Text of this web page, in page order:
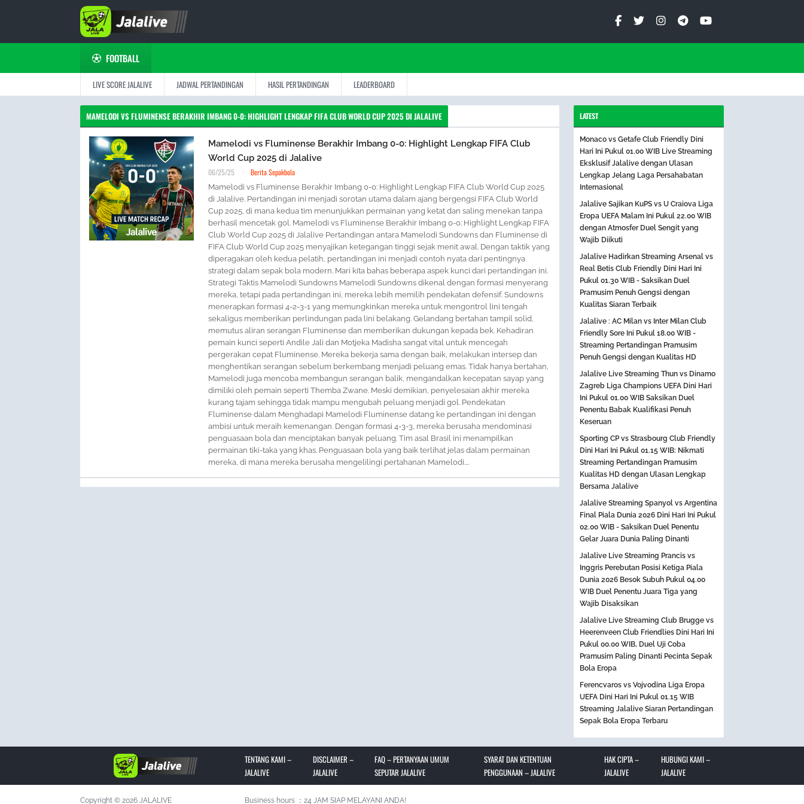
FOOTBALL
LIVE SCORE JALALIVE JADWAL PERTANDINGAN HASIL PERTANDINGAN LEADERBOARD
MAMELODI VS FLUMINENSE BERAKHIR IMBANG 0-0: HIGHLIGHT LENGKAP FIFA CLUB WORLD CUP 2025 DI JALALIVE
Mamelodi vs Fluminense Berakhir Imbang 0-0: Highlight Lengkap FIFA Club
World Cup 2025 di Jalalive
06/25/25 Berita Sepakbola
Mamelodi vs Fluminense Berakhir Imbang 0-0: Highlight Lengkap FIFA Club World Cup 2025
di Jalalive. Pertandingan ini menjadi sorotan utama dalam ajang bergengsi FIFA Club World
Cup 2025, di mana kedua tim menunjukkan permainan yang ketat dan saling menekan tanpa
berhasil mencetak gol. Mamelodi vs Fluminense Berakhir Imbang 0-0: Highlight Lengkap FIFA
Club World Cup 2025 di Jalalive Pertandingan antara Mamelodi Sundowns dan Fluminense di
FIFA Club World Cup 2025 menyajikan ketegangan tinggi sejak menit awal. Dengan taktik yang
diperagakan oleh kedua pelatih, pertandingan ini menjadi contoh nyata dari pentingnya
strategi dalam sepak bola modern. Mari kita bahas beberapa aspek kunci dari pertandingan ini.
Strategi Taktis Mamelodi Sundowns Mamelodi Sundowns dikenal dengan formasi menyerang
mereka, tetapi pada pertandingan ini, mereka lebih memilih pendekatan defensif. Sundowns
menerapkan formasi 4-2-3-1 yang memungkinkan mereka untuk mengontrol lini tengah
sekaligus memberikan perlindungan pada lini belakang. Gelandang bertahan tampil solid,
memutus aliran serangan Fluminense dan memberikan dukungan kepada bek. Kehadiran
pemain kunci seperti Andile Jali dan Motjeka Madisha sangat vital untuk mencegah
pergerakan cepat Fluminense. Mereka bekerja sama dengan baik, melakukan intersep dan
menghentikan serangan sebelum berkembang menjadi peluang emas. Tidak hanya bertahan,
Mamelodi juga mencoba membangun serangan balik, mengandalkan kecepatan sayap yang
dimiliki oleh pemain seperti Themba Zwane. Meski demikian, penyelesaian akhir mereka
kurang tajam sehingga tidak mampu mengubah peluang menjadi gol. Pendekatan
Fluminense dalam Menghadapi Mamelodi Fluminense datang ke pertandingan ini dengan
ambisi untuk meraih kemenangan. Dengan formasi 4-3-3, mereka berusaha mendominasi
penguasaan bola dan menciptakan banyak peluang. Tim asal Brasil ini menampilkan
permainan tiki-taka yang khas. Penguasaan bola yang baik terlihat jelas dalam permainan
mereka, di mana mereka berusaha mengelilingi pertahanan Mamelodi....
LATEST
Monaco vs Getafe Club Friendly Dini
Hari Ini Pukul 01.00 WIB Live Streaming
Eksklusif Jalalive dengan Ulasan
Lengkap Jelang Laga Persahabatan
Internasional
Jalalive Sajikan KuPS vs U Craiova Liga
Eropa UEFA Malam Ini Pukul 22.00 WIB
dengan Atmosfer Duel Sengit yang
Wajib Diikuti
Jalalive Hadirkan Streaming Arsenal vs
Real Betis Club Friendly Dini Hari Ini
Pukul 01.30 WIB - Saksikan Duel
Pramusim Penuh Gengsi dengan
Kualitas Siaran Terbaik
Jalalive : AC Milan vs Inter Milan Club
Friendly Sore Ini Pukul 18.00 WIB -
Streaming Pertandingan Pramusim
Penuh Gengsi dengan Kualitas HD
Jalalive Live Streaming Thun vs Dinamo
Zagreb Liga Champions UEFA Dini Hari
Ini Pukul 01.00 WIB Saksikan Duel
Penentu Babak Kualifikasi Penuh
Keseruan
Sporting CP vs Strasbourg Club Friendly
Dini Hari Ini Pukul 01.15 WIB: Nikmati
Streaming Pertandingan Pramusim
Kualitas HD dengan Ulasan Lengkap
Bersama Jalalive
Jalalive Streaming Spanyol vs Argentina
Final Piala Dunia 2026 Dini Hari Ini Pukul
02.00 WIB - Saksikan Duel Penentu
Gelar Juara Dunia Paling Dinanti
Jalalive Live Streaming Prancis vs
Inggris Perebutan Posisi Ketiga Piala
Dunia 2026 Besok Subuh Pukul 04.00
WIB Duel Penentu Juara Tiga yang
Wajib Disaksikan
Jalalive Live Streaming Club Brugge vs
Heerenveen Club Friendlies Dini Hari Ini
Pukul 00.00 WIB, Duel Uji Coba
Pramusim Paling Dinanti Pecinta Sepak
Bola Eropa
Ferencvaros vs Vojvodina Liga Eropa
UEFA Dini Hari Ini Pukul 01.15 WIB
Streaming Jalalive Siaran Pertandingan
Sepak Bola Eropa Terbaru
TENTANG KAMI –
JALALIVE
DISCLAIMER –
JALALIVE
FAQ – PERTANYAAN UMUM
SEPUTAR JALALIVE
SYARAT DAN KETENTUAN
PENGGUNAAN – JALALIVE
HAK CIPTA –
JALALIVE
HUBUNGI KAMI –
JALALIVE
Copyright © 2026 JALALIVE Business hours ：24 JAM SIAP MELAYANI ANDA!